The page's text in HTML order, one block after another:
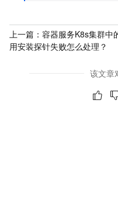
上一篇： 容器服务K8s集群中
用安装探针失败怎么处理？
该文章